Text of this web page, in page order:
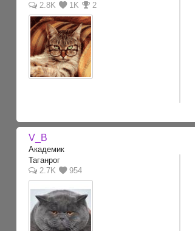
2.8K
1K 2
V_B
Академик
Таганрог
2.7K
954